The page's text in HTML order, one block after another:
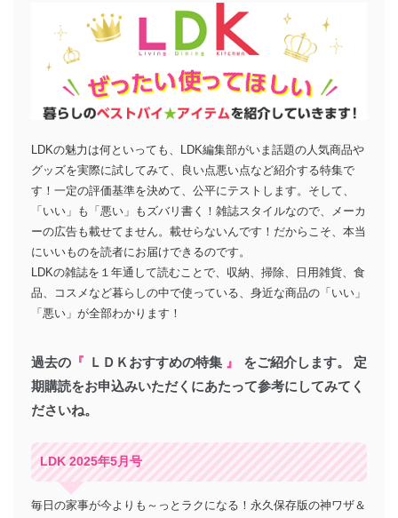
LDKの魅力は何といっても、LDK編集部がいま話題の人気商品や
グッズを実際に試してみて、良い点悪い点など紹介する特集で
す！一定の評価基準を決めて、公平にテストします。そして、
「いい」も「悪い」もズバリ書く！雑誌スタイルなので、メーカ
ーの広告も載せてません。載せらないんです！だからこそ、本当
にいいものを読者にお届けできるのです。
LDKの雑誌を１年通して読むことで、収納、掃除、日用雑貨、食
品、コスメなど暮らしの中で使っている、身近な商品の「いい」
「悪い」が全部わかります！
過去の 『 ＬＤＫおすすめの特集 』 をご紹介します。
定
期購読をお申込みいただくにあたって参考にしてみてく
ださいね。
LDK 2025年5月号
毎日の家事が今よりも～っとラクになる！永久保存版の神ワザ＆